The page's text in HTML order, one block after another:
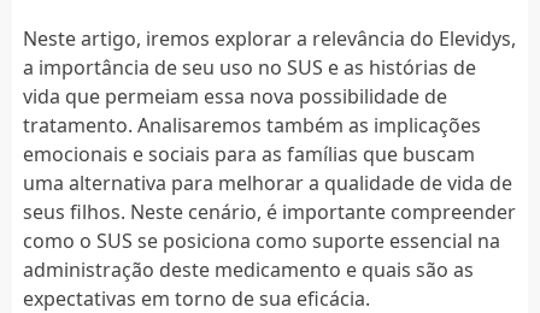
Neste artigo, iremos explorar a relevância do Elevidys,
a importância de seu uso no SUS e as histórias de
vida que permeiam essa nova possibilidade de
tratamento. Analisaremos também as implicações
emocionais e sociais para as famílias que buscam
uma alternativa para melhorar a qualidade de vida de
seus filhos. Neste cenário, é importante compreender
como o SUS se posiciona como suporte essencial na
administração deste medicamento e quais são as
expectativas em torno de sua eficácia.